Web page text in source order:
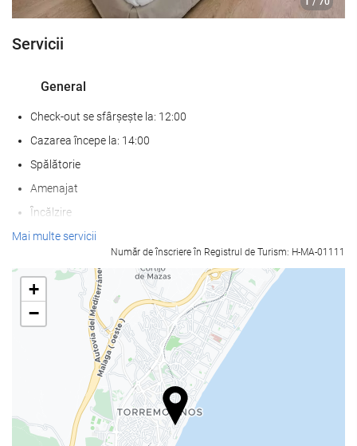
Servicii
General
Check-out se sfârșește la: 12:00
Cazarea începe la: 14:00
Spălătorie
Amenajat
Încălzire
Lift
Camere pentru nefumători
fumatul interzis în toate spaţiile publice şi private
Zonă pentru fumat
Nu sunt permise animale de companie
prosoape de piscină
Mai multe servicii
Număr de înscriere în Registrul de Turism: H-MA-01111
+
−